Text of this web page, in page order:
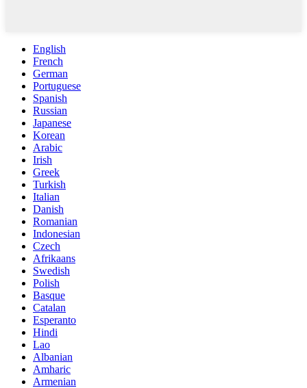
English
French
German
Portuguese
Spanish
Russian
Japanese
Korean
Arabic
Irish
Greek
Turkish
Italian
Danish
Romanian
Indonesian
Czech
Afrikaans
Swedish
Polish
Basque
Catalan
Esperanto
Hindi
Lao
Albanian
Amharic
Armenian